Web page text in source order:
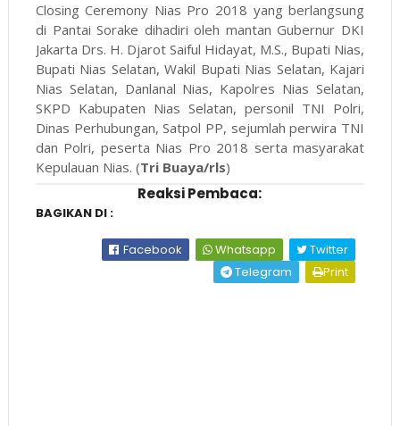
Closing Ceremony Nias Pro 2018 yang berlangsung
di Pantai Sorake dihadiri oleh mantan Gubernur DKI
Jakarta Drs. H. Djarot Saiful Hidayat, M.S., Bupati Nias,
Bupati Nias Selatan, Wakil Bupati Nias Selatan, Kajari
Nias Selatan, Danlanal Nias, Kapolres Nias Selatan,
SKPD Kabupaten Nias Selatan, personil TNI Polri,
Dinas Perhubungan, Satpol PP, sejumlah perwira TNI
dan Polri, peserta Nias Pro 2018 serta masyarakat
Kepulauan Nias. (Tri Buaya/rls)
Reaksi Pembaca:
BAGIKAN DI :
Facebook Whatsapp
Twitter
Telegram
Print